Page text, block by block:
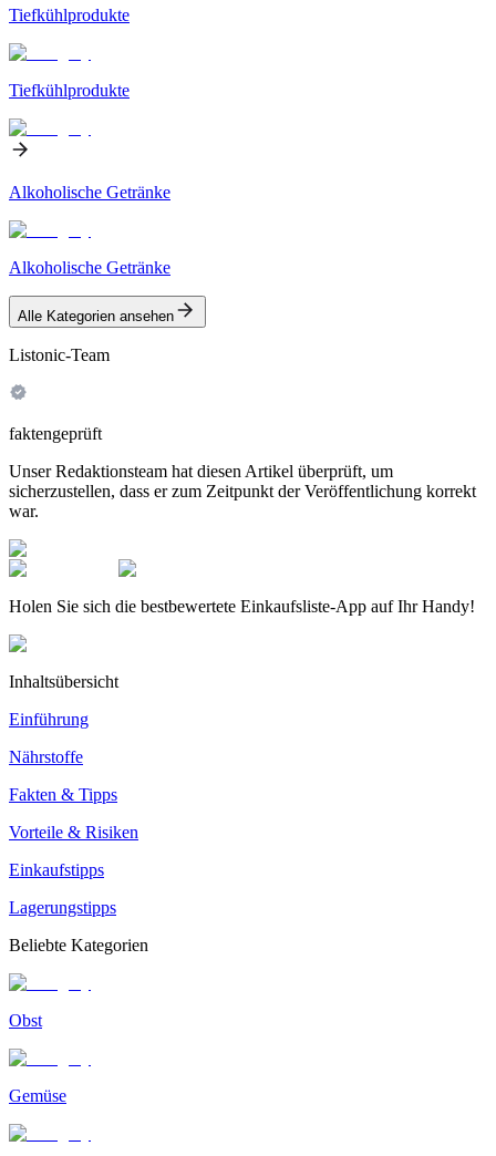
Tiefkühlprodukte
Tiefkühlprodukte
Alkoholische Getränke
Alkoholische Getränke
Alle Kategorien ansehen
Listonic-Team
faktengeprüft
Unser Redaktionsteam hat diesen Artikel überprüft, um
sicherzustellen, dass er zum Zeitpunkt der Veröffentlichung korrekt
war.
Holen Sie sich die bestbewertete Einkaufsliste-App auf Ihr Handy!
Inhaltsübersicht
Einführung
Nährstoffe
Fakten & Tipps
Vorteile & Risiken
Einkaufstipps
Lagerungstipps
Beliebte Kategorien
Obst
Gemüse